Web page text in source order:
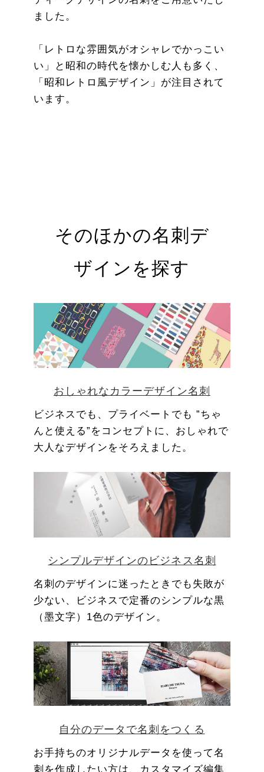
ました。
「レトロな雰囲気がオシャレでかっこい
い」と昭和の時代を懐かしむ人も多く、
「昭和レトロ風デザイン」が注目されて
います。
そのほかの名刺デ
ザインを探す
おしゃれなカラーデザイン名刺
ビジネスでも、プライベートでも ”ちゃ
んと使える”をコンセプトに、おしゃれで
大人なデザインをそろえました。
シンプルデザインのビジネス名刺
名刺のデザインに迷ったときでも失敗が
少ない、ビジネスで定番のシンプルな黒
（墨文字）1色のデザイン。
自分のデータで名刺をつくる
お手持ちのオリジナルデータを使って名
刺を作成したい方は、カスタマイズ編集